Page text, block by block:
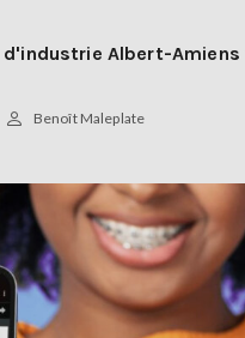
d'industrie Albert-Amiens
Benoît Maleplate